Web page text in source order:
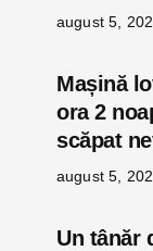
august 5,
Mașină
ora 2
scăpat
august 5,
Un tânăr